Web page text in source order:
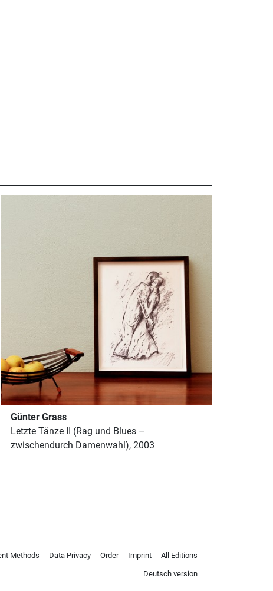
Günter Grass
Letzte Tänze II (Rag und Blues –
zwischendurch Damenwahl), 2003
Methods Data Privacy Order Imprint All Editions
Deutsch version